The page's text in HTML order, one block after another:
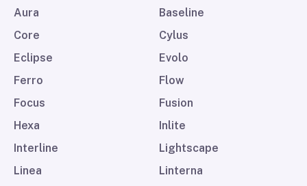
Aura
Baseline
Core
Cylus
Eclipse
Evolo
Ferro
Flow
Focus
Fusion
Hexa
Inlite
Interline
Lightscape
Linea
Linterna